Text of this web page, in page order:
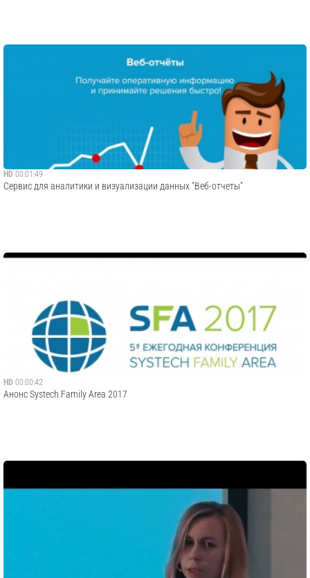
HD 00:01:49
Сервис для аналитики и визуализации данных "Веб-отчеты"
HD 00:00:42
Анонс Systech Family Area 2017